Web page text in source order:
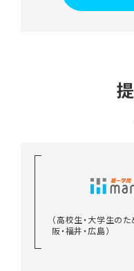
（高校生・大学生の
阪・福井・広島）